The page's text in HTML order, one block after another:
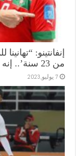
إنفانتينو:
من 23 سنة’.. إنه إنجاز عظيم وجعلتم بلدكم فخورا”
7 يوليو,2023